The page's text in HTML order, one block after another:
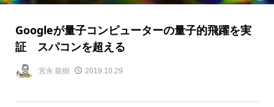
Googleが量子コンピューターの量子的飛躍を実
証 スパコンを超える
宮永 龍樹 2019.10.29